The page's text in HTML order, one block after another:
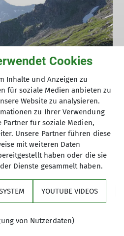
Fürther Hütte
Cookies
Inhalte und Anzeigen zu
für soziale Medien anbieten zu
Website zu analysieren.
zu Ihrer Verwendung
Partner für soziale Medien,
Unsere Partner führen diese
mit weiteren Daten
haben oder die sie
Dienste gesammelt haben.
YOUTUBE VIDEOS
von Nutzerdaten)